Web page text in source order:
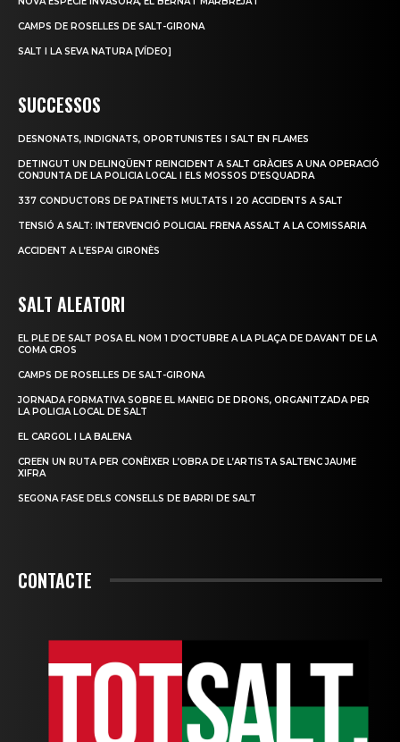
CAMPS DE ROSELLES DE SALT-GIRONA
SALT I LA SEVA NATURA [VÍDEO]
SUCCESSOS
DESNONATS, INDIGNATS, OPORTUNISTES I SALT EN FLAMES
DETINGUT UN DELINQÜENT REINCIDENT A SALT GRÀCIES A UNA OPERACIÓ
CONJUNTA DE LA POLICIA LOCAL I ELS MOSSOS D’ESQUADRA
337 CONDUCTORS DE PATINETS MULTATS I 20 ACCIDENTS A SALT
TENSIÓ A SALT: INTERVENCIÓ POLICIAL FRENA ASSALT A LA COMISSARIA
ACCIDENT A L’ESPAI GIRONÈS
SALT ALEATORI
EL PLE DE SALT POSA EL NOM 1 D’OCTUBRE A LA PLAÇA DE DAVANT DE LA
COMA CROS
CAMPS DE ROSELLES DE SALT-GIRONA
JORNADA FORMATIVA SOBRE EL MANEIG DE DRONS, ORGANITZADA PER
LA POLICIA LOCAL DE SALT
EL CARGOL I LA BALENA
CREEN UN RUTA PER CONÈIXER L’OBRA DE L’ARTISTA SALTENC JAUME
XIFRA
SEGONA FASE DELS CONSELLS DE BARRI DE SALT
CONTACTE